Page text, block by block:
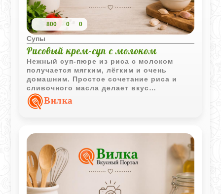
800 0 0
Супы
Рисовый крем-суп с молоком
Нежный суп-пюре из риса с молоком
получается мягким, лёгким и очень
домашним. Простое сочетание риса и
сливочного масла делает вкус
деликатным и уютным.
Вилка